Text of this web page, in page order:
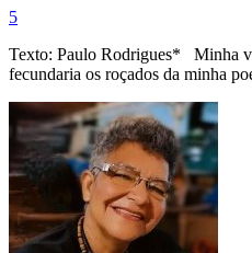
5
Texto: Paulo Rodrigues* Minha
fecundaria os roçados da minha